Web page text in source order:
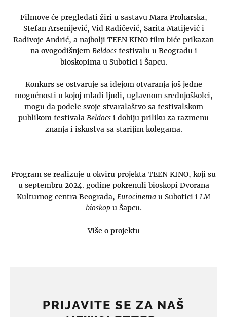
Filmove će pregledati žiri u sastavu Mara Proharska,
Stefan Arsenijević, Vid Radičević, Sarita Matijević i
Radivoje Andrić, a najbolji TEEN KINO film biće prikazan
na ovogodišnjem Beldocsfestivalu u Beogradu i
bioskopima u Subotici i Šapcu.
Konkurs se ostvaruje sa idejom otvaranja još jedne
mogućnosti u kojoj mladi ljudi, uglavnom srednjoškolci,
mogu da podele svoje stvaralaštvo sa festivalskom
publikom festivala Beldocs i dobiju priliku za razmenu
znanja i iskustva sa starijim kolegama.
—————
Program se realizuje u okviru projekta TEEN KINO, koji su
u septembru 2024. godine pokrenuli bioskopi Dvorana
Kulturnog centra Beograda, Eurocinema u Subotici i LM
bioskopu Šapcu.
Više o projektu
PRIJAVITE SE ZA NAŠ